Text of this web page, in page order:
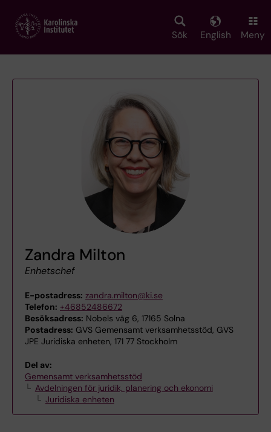
main
Sök English Meny
Zandra Milton
Enhetschef
E-postadress: zandra.milton@ki.se
Telefon: +46852486672
Besöksadress: Nobels väg 6, 17165 Solna
Postadress: GVS Gemensamt verksamhetsstöd, GVS
JPE Juridiska enheten, 171 77 Stockholm
Del av:
Gemensamt verksamhetsstöd
Avdelningen för juridik, planering och ekonomi
Juridiska enheten